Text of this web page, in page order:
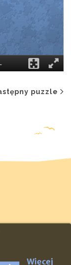
puzzle
Więcej